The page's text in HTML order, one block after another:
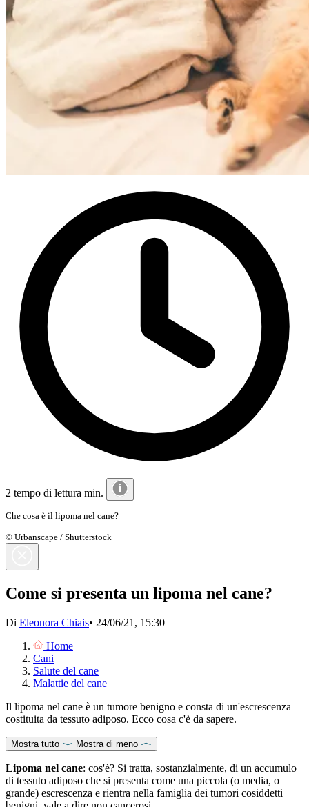
2 tempo di lettura min.
Che cosa è il lipoma nel cane?
© Urbanscape / Shutterstock
Come si presenta un lipoma nel cane?
Di Eleonora Chiais• 24/06/21, 15:30
Home
Cani
Salute del cane
Malattie del cane
Il lipoma nel cane è un tumore benigno e consta di un'escrescenza
costituita da tessuto adiposo. Ecco cosa c'è da sapere.
Mostra tutto Mostra di meno
Lipoma nel cane: cos'è? Si tratta, sostanzialmente, di un accumulo
di tessuto adiposo che si presenta come una piccola (o media, o
grande) escrescenza e rientra nella famiglia dei tumori cosiddetti